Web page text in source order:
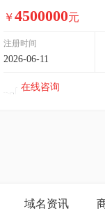
￥4500000元
注册时间
2026-06-11
在线咨询
域名资讯